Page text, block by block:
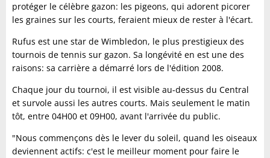
protéger le célèbre gazon: les pigeons, qui adorent picorer
les graines sur les courts, feraient mieux de rester à l'écart.
Rufus est une star de Wimbledon, le plus prestigieux des
tournois de tennis sur gazon. Sa longévité en est une des
raisons: sa carrière a démarré lors de l'édition 2008.
Chaque jour du tournoi, il est visible au-dessus du Central
et survole aussi les autres courts. Mais seulement le matin
tôt, entre 04H00 et 09H00, avant l'arrivée du public.
"Nous commençons dès le lever du soleil, quand les oiseaux
deviennent actifs: c'est le meilleur moment pour faire le